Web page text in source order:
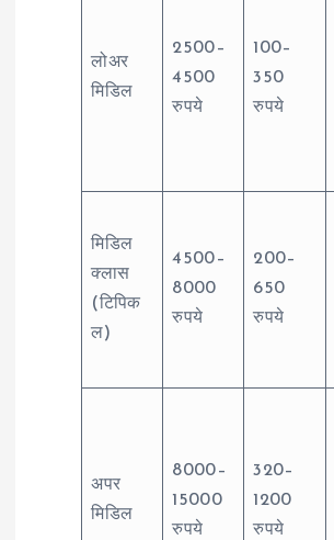
लोअर
मिडिल
2500–
4500
रुपये
100–
350
रुपये
मिडिल
क्लास
(टिपिक
ल)
4500–
8000
रुपये
200–
650
रुपये
अपर
मिडिल
8000–
15000
रुपये
320–
1200
रुपये